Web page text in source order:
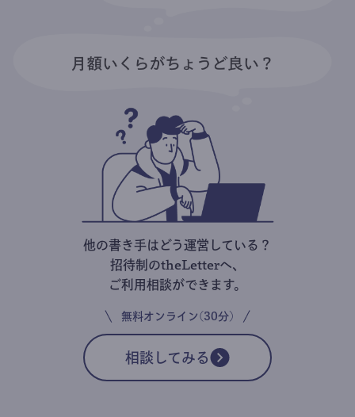
他の書き手はどう運営している？
招待制のtheLetterへ、
ご利用相談ができます。
無料オンライン(30分)
相談してみる